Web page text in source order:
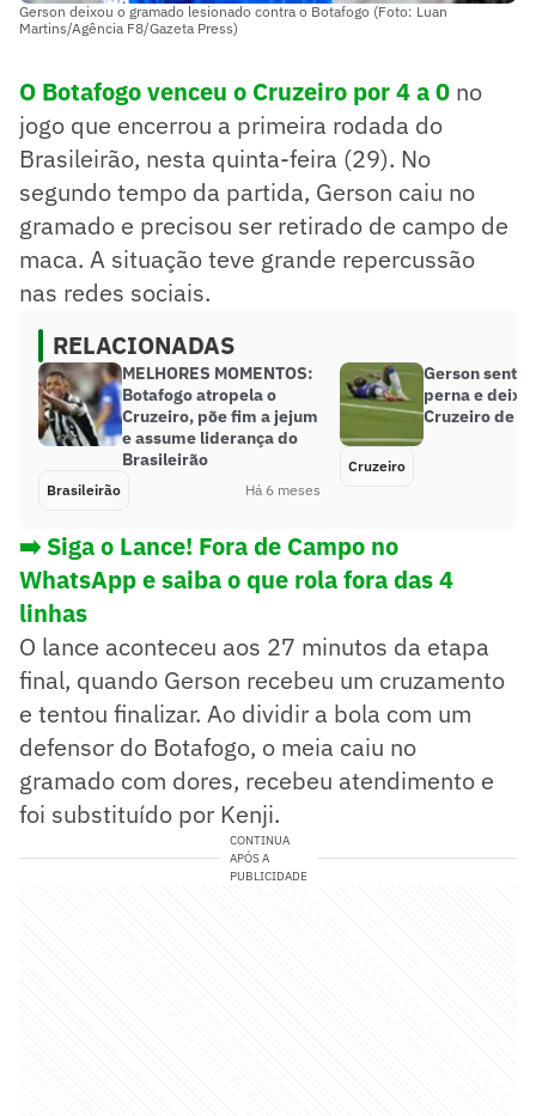
Gerson deixou o gramado lesionado contra o Botafogo (Foto: Luan
Martins/Agência F8/Gazeta Press)
O Botafogo venceu o Cruzeiro por 4 a 0 no
jogo que encerrou a primeira rodada do
Brasileirão, nesta quinta-feira (29). No
segundo tempo da partida, Gerson caiu no
gramado e precisou ser retirado de campo de
maca. A situação teve grande repercussão
nas redes sociais.
RELACIONADAS
MELHORES MOMENTOS:
Botafogo atropela o
Cruzeiro, põe fim a jejum
e assume liderança do
Brasileirão
Brasileirão Há 6 meses
Gerson sente
perna e deixa
Cruzeiro de
Cruzeiro
➡️ Siga o Lance! Fora de Campo no
WhatsApp e saiba o que rola fora das 4
linhas
O lance aconteceu aos 27 minutos da etapa
final, quando Gerson recebeu um cruzamento
e tentou finalizar. Ao dividir a bola com um
defensor do Botafogo, o meia caiu no
gramado com dores, recebeu atendimento e
foi substituído por Kenji.
CONTINUA
APÓS A
PUBLICIDADE